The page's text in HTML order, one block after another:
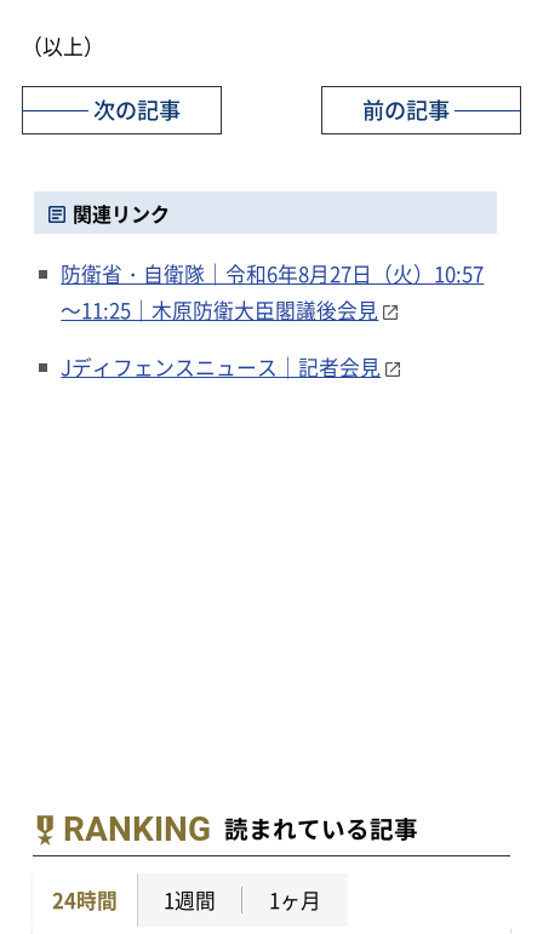
（以上）
前の記事
次の記事
関連リンク
防衛省・自衛隊｜令和6年8月27日（火）10:57
～11:25｜木原防衛大臣閣議後会見
Jディフェンスニュース｜記者会見
RANKING 読まれている記事
24時間 1週間 1ヶ月